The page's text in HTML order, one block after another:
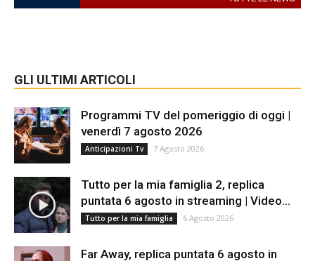
GLI ULTIMI ARTICOLI
Programmi TV del pomeriggio di oggi |
venerdì 7 agosto 2026
Anticipazioni Tv 7 Agosto 2026
Tutto per la mia famiglia 2, replica
puntata 6 agosto in streaming | Video...
Tutto per la mia famiglia 6 Agosto 2026
Far Away, replica puntata 6 agosto in